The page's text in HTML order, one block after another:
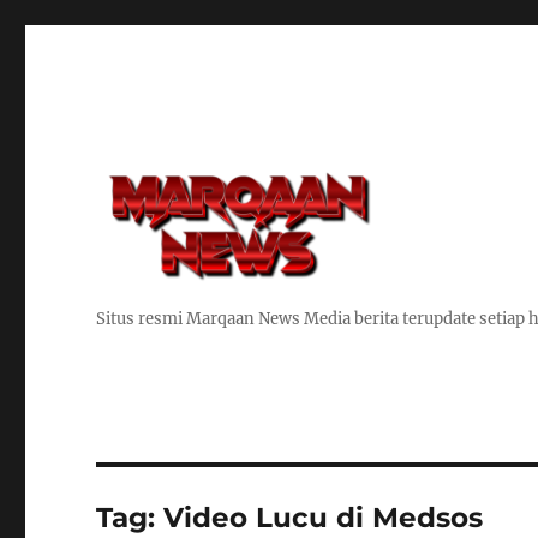
Situs resmi Marqaan News Media berita terupdate setiap
Tag:Video Lucu di Medsos